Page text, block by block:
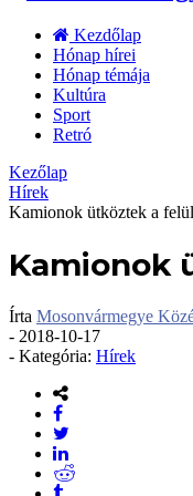
Kezdőlap
Hónap hírei
Hónap témája
Kultúra
Sport
Retró
Kezőlap
Hírek
Kamionok ütköztek a
Kamionok
Írta Mosonvármegye
- 2018-10-17
- Kategória: Hírek